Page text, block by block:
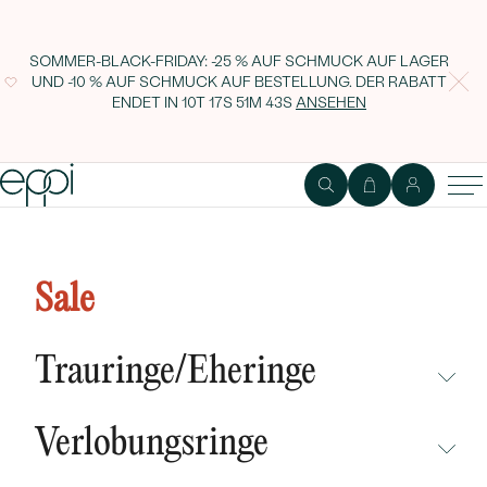
SOMMER-BLACK-FRIDAY: -25 % AUF SCHMUCK AUF LAGER
UND -10 % AUF SCHMUCK AUF BESTELLUNG. DER RABATT
ENDET IN10T 17S 51M 42S ANSEHEN
Sale
Trauringe/Eheringe
NEUHEITEN
Verlobungsringe
natürlichen Diamanten Sumaya